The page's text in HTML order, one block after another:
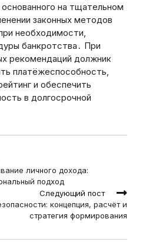
на тщательном
законных методов
необходимости‚
банкротства․ При
рекомендаций должник
платёжеспособность‚
и обеспечить
в долгосрочной
личного дохода:
подход
Следующий пост
концепция, расчёт и
стратегия формирования